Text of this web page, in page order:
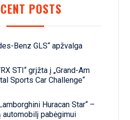
POSTS
Benz GLS“ apžvalga
STI“ grįžta į „Grand-Am
Sports Car Challenge“
Huracan Star“ –
automobilį pabėgimui